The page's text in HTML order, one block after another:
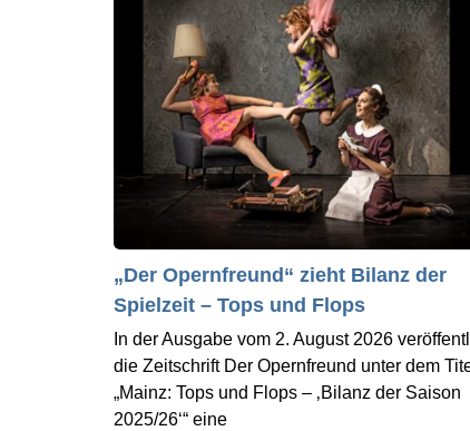
„Der Opernfreund“ zieht Bilanz der
Spielzeit – Tops und Flops
In der Ausgabe vom 2. August 2026
die Zeitschrift Der Opernfreund unter dem
„Mainz: Tops und Flops – ‚Bilanz der Saison
2025/26‘“ eine